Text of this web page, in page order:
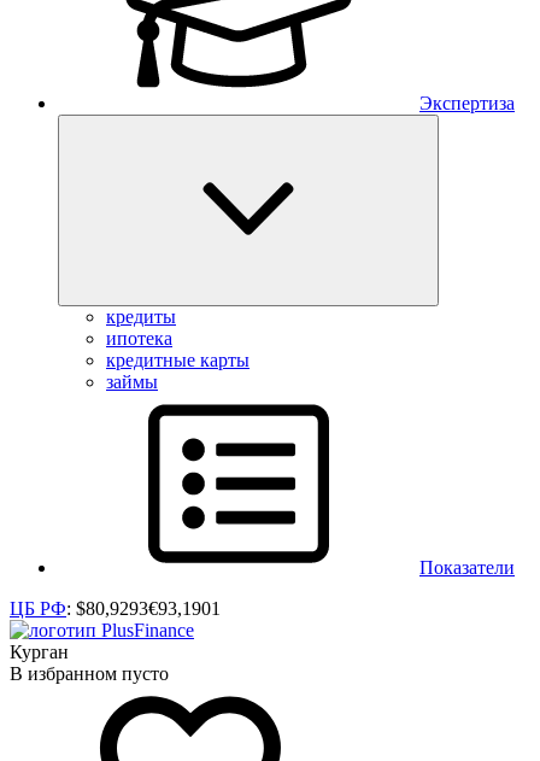
Экспертиза
кредиты
ипотека
кредитные карты
займы
Показатели
ЦБ РФ: $80,9293€93,1901
Курган
В избранном пусто